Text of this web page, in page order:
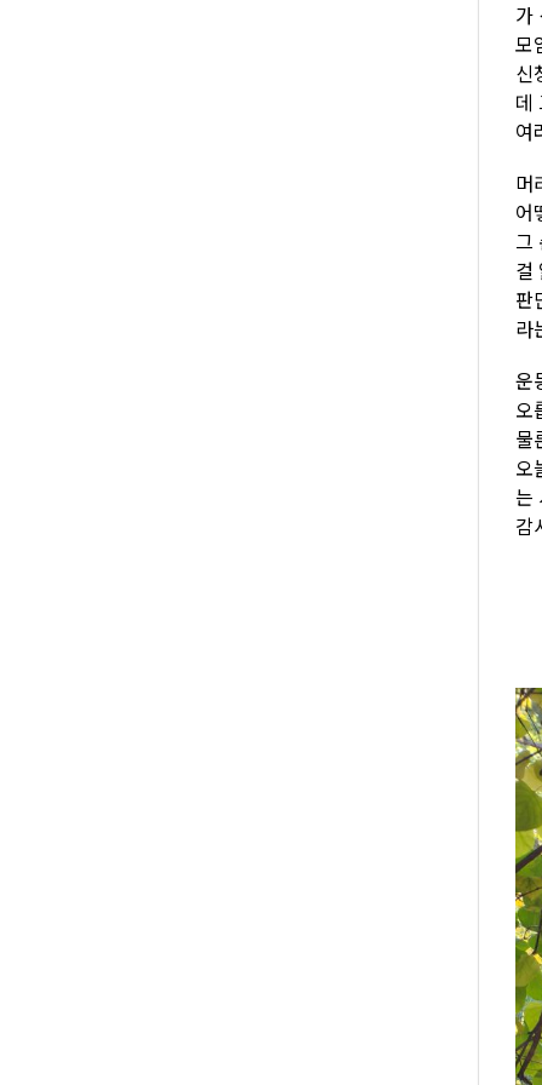
가
모
신
데
여
머
어
그
걸
판
라
운
오
물
오
는
감